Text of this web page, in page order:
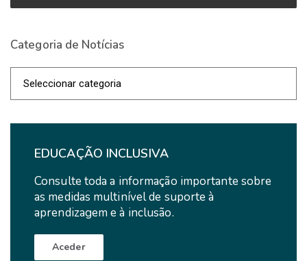
Categoria de Notícias
EDUCAÇÃO INCLUSIVA
Consulte toda a informação importante sobre
as medidas multinível de suporte à
aprendizagem e à inclusão.
Aceder